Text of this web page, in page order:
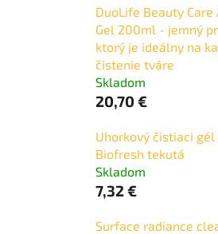
DuoLife Beauty
Gel 200ml - jemný
ktorý je ideálny na
čistenie tváre
Skladom
20,70 €
Uhorkový čistiaci
Biofresh tekutá
Skladom
7,32 €
Surface radiance